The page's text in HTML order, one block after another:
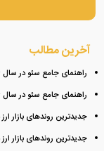
آخرین مطالب
راهنمای جامع سئو در سال ۲۰۲۴ برای وبسایت‌های ایرانی
راهنمای جامع سئو در سال ۲۰۲۴ برای وبسایت‌های ایرانی
جدیدترین روندهای بازار
جدیدترین روندهای بازار